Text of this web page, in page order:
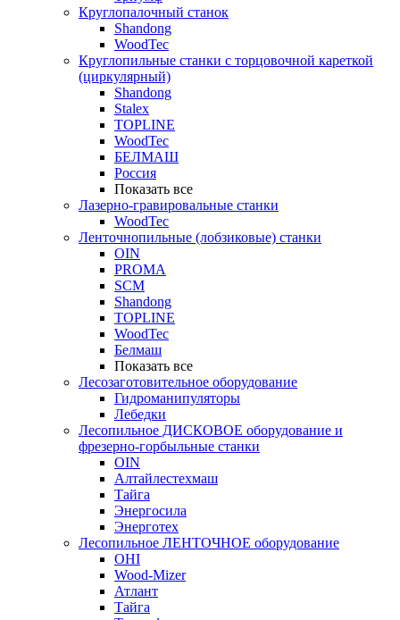
Круглопалочный станок
Shandong
WoodTec
Круглопильные станки с торцовочной кареткой
(циркулярный)
Shandong
Stalex
TOPLINE
WoodTec
БЕЛМАШ
Россия
Показать все
Лазерно-гравировальные станки
WoodTec
Ленточнопильные (лобзиковые) станки
OIN
PROMA
SCM
Shandong
TOPLINE
WoodTec
Белмаш
Показать все
Лесозаготовительное оборудование
Гидроманипуляторы
Лебедки
Лесопильное ДИСКОВОЕ оборудование и
фрезерно-горбыльные станки
OIN
Алтайлестехмаш
Тайга
Энергосила
Энерготех
Лесопильное ЛЕНТОЧНОЕ оборудование
OHI
Wood-Mizer
Атлант
Тайга